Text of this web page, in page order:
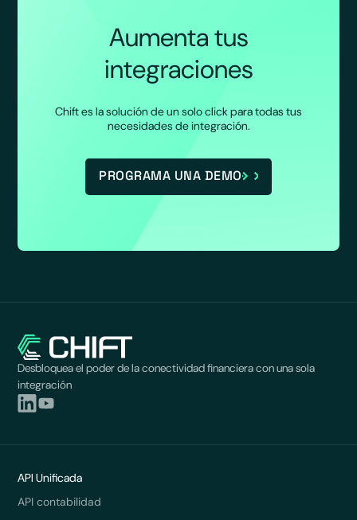
Aumenta tus
integraciones
Chift es la solución de un solo click para todas tus
necesidades de integración.
PROGRAMA UNA DEMO
Desbloquea el poder de la conectividad financiera con una sola
integración
API Unificada
API contabilidad